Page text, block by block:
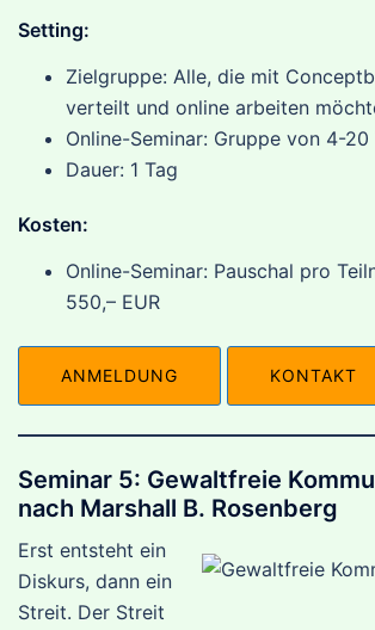
Setting:
Zielgruppe: Alle, die mit
verteilt und online arbeiten
Online-Seminar: Gruppe von 4-20
Dauer: 1 Tag
Kosten:
Online-Seminar: Pauschal pro
550,– EUR
ANMELDUNG KONTAKT
Seminar 5: Gewaltfreie
nach Marshall B. Rosenberg
Erst entsteht ein
Diskurs, dann ein
Streit. Der Streit